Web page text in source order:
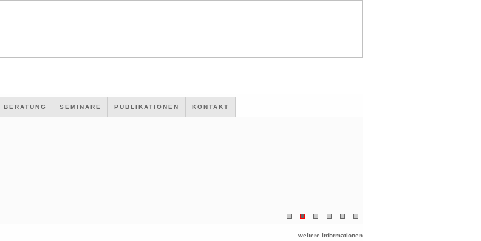
BERATUNG SEMINARE PUBLIKATIONEN KONTAKT
weitere Informationen